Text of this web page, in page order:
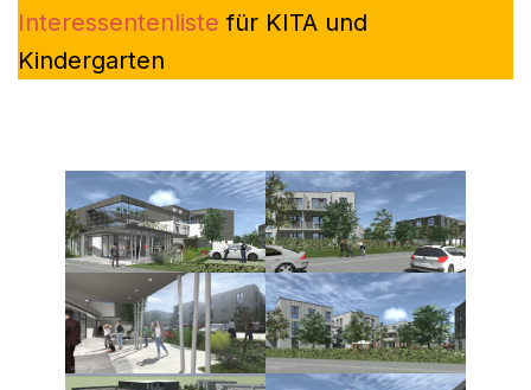
Interessentenlistefür KITA und
Kindergarten